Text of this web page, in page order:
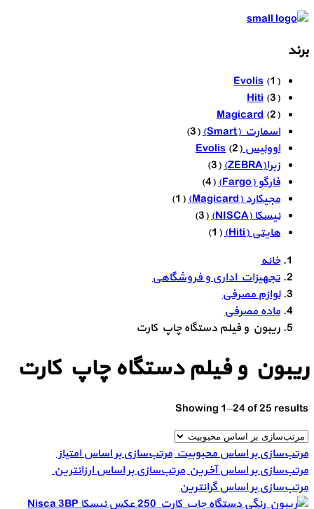
برند
Evolis (1)
Hiti (3)
Magicard (2)
اسمارت (Smart)
(3)
اوولیس Evolis(2)
زبرا(ZEBRA)
(3)
فارگو (Fargo)
(4)
مجیکارد (Magicard)
(1)
نیسکا (NISCA)
(3)
هایتی (Hiti)
(1)
خانه
تجهیزات اداری و فروشگاهی
لوازم مصرفی
ماده مصرفی
ریبون و فیلم دستگاه چاپ کارت
ریبون و فیلم دستگاه چاپ کارت
Showing 1–24 of 25 results
مرتب‌سازی بر اساس محبوبیتمرتب‌سازی بر اساس امتیاز
مرتب‌سازی بر اساس آخرینمرتب‌سازی بر اساس ارزانترین
مرتب‌سازی بر اساس گرانترین